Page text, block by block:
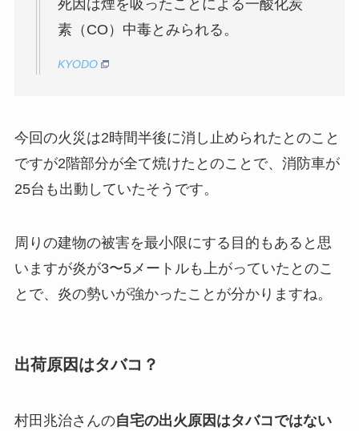
死因は煙を吸ったことによる一酸化炭
素（CO）中毒とみられる。
KYODO
今回の火災は2時間半後に消し止められたとのこと
ですが2階部分が全て焼けたとのことで、消防車が
25台も出動していたそうです。
周りの建物の被害を最小限にする目的もあると思
いますが炎が3〜5メートルも上がっていたとのこ
とで、炎の勢いが強かったことが分かりますね。
出荷原因はタバコ？
村田兆治さんの自宅の出火原因はタバコではない